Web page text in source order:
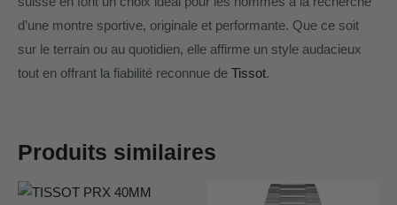
d’une montre sportive, originale et performante. Que ce soit
sur le terrain ou au quotidien, elle affirme un style audacieux
tout en offrant la fiabilité reconnue de Tissot.
Produits similaires